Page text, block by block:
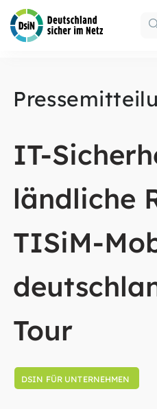
IT-
ländliche
TISiM-
Tour
DSIN FÜR UNTERNEHMEN